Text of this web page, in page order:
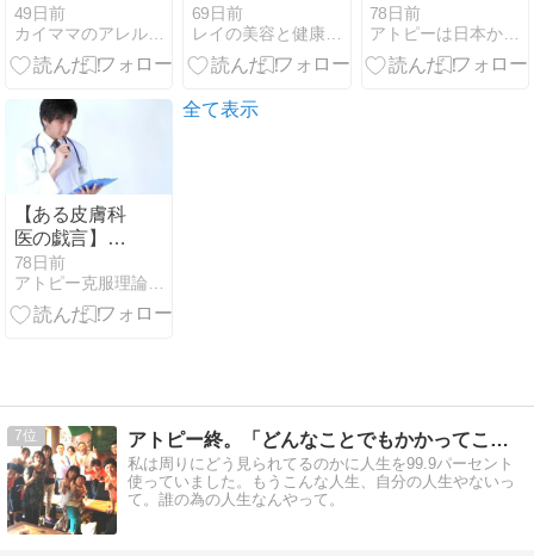
49日前
カイママのアレルギーと子育て奮闘記
シャンプーと
トリートメン
トをレビュー
ち・使用感を
69日前
レイの美容と健康備忘録
アトピー性皮
膚炎基本知識
78日前
アトピーは日本から３年以内にいなくなる
【ある皮膚科
医の戯言】④
アトピー性皮
膚炎基本知識
78日前
アトピー克服理論の終着駅
全て表示
7 アトピー終。「どんなことでもかかってこい！私がおるで！」
私は周りにどう見られてるのかに人生を99.9パーセント
使っていました。もうこんな人生、自分の人生やないっ
て。誰の為の人生なんやって。